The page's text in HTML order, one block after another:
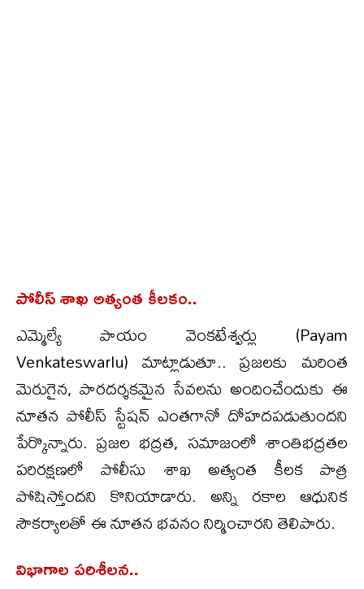
పోలీస్ శాఖ అత్యంత కీలకం..
ఎమ్మెల్యే పాయం వెంకటేశ్వర్లు (Payam
Venkateswarlu) మాట్లాడుతూ.. ప్రజలకు మరింత
మెరుగైన, పారదర్శకమైన సేవలను అందించేందుకు ఈ
నూతన పోలీస్ స్టేషన్ ఎంతగానో దోహదపడుతుందని
పేర్కొన్నారు. ప్రజల భద్రత, సమాజంలో శాంతిభద్రతల
పరిరక్షణలో పోలీసు శాఖ అత్యంత కీలక పాత్ర
పోషిస్తోందని కొనియాడారు. అన్ని రకాల ఆధునిక
సౌకర్యాలతో ఈ నూతన భవనం నిర్మించారని తెలిపారు.
విభాగాల పరిశీలన..